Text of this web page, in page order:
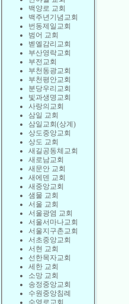
백양로 교회
백주년기념교회
번동제일교회
범어 교회
벧엘감리교회
부산영락교회
부전교회
부천동광교회
부천평안교회
분당우리교회
빛과생명교회
사랑의교회
삼일 교회
삼일교회(상계)
상도중앙교회
상도 교회
새길공동체교회
새로남교회
새문안 교회
새에덴 교회
새중앙교회
샘물 교회
서울 교회
서울광염 교회
서울서마나교회
서울지구촌교회
서초중앙교회
서현 교회
선한목자교회
세한 교회
소망 교회
송정중앙교회
수원중앙침례
수영로교회